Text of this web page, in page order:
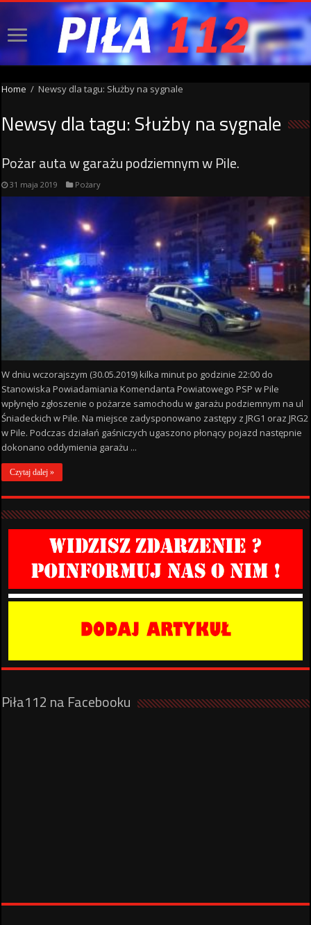
Home / Newsy dla tagu: Służby na sygnale
Newsy dla tagu:Służby na sygnale
Pożar auta w garażu podziemnym w Pile.
31 maja 2019 Pożary
W dniu wczorajszym (30.05.2019) kilka minut po godzinie 22:00 do
Stanowiska Powiadamiania Komendanta Powiatowego PSP w Pile
wpłynęło zgłoszenie o pożarze samochodu w garażu podziemnym na ul
Śniadeckich w Pile. Na miejsce zadysponowano zastępy z JRG1 oraz JRG2
w Pile. Podczas działań gaśniczych ugaszono płonący pojazd następnie
dokonano oddymienia garażu ...
Czytaj dalej »
Piła112 na Facebooku